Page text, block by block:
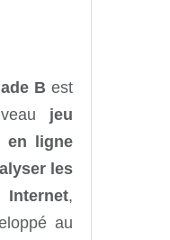
B est
jeu
en ligne
les
,
au